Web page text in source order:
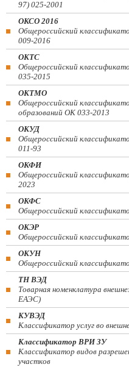
97) 025-2001
ОКСО 2016
Общероссийский
009-2016
ОКТС
Общероссийский
035-2015
ОКТМО
Общероссийский
образований ОК 033-2013
ОКУД
Общероссийский
011-93
ОКФИ
Общероссийский
2023
ОКФС
Общероссийский
ОКЭР
Общероссийский
ОКУН
Общероссийский
ТН ВЭД
Товарная номенклатура
ЕАЭС)
КУВЭД
Классификатор услуг во
Классификатор ВРИ ЗУ
Классификатор видов
участков